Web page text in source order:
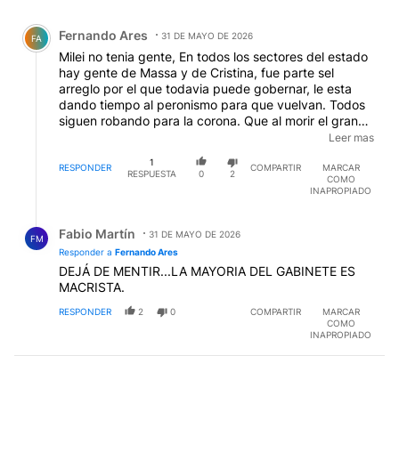
Comentario de Fernando Ares.
FA Fernando Ares 31 DE MAYO DE 2026
Milei no tenia gente, En todos los sectores del estado
hay gente de Massa y de Cristina, fue parte sel
arreglo por el que todavia puede gobernar, le esta
dando tiempo al peronismo para que vuelvan. Todos
siguen robando para la corona. Que al morir el gran
armador y jefe de la asociacion ilicita se traspaso a
Sergio, la diferencia es que van por todos los bienes
del estado. Y los boludos critican a Milei.
Leer mas
RESPONDER
1
RESPUESTA
0 2
COMPARTIR
MARCAR
COMO
INAPROPIADO
FM Fabio Martín
31 DE MAYO DE 2026
Responder a Fernando Ares
DEJÁ DE MENTIR...LA MAYORIA DEL GABINETE ES
MACRISTA.
RESPONDER 2 0 COMPARTIR
MARCAR
COMO
INAPROPIADO